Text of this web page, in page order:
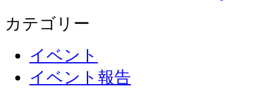
カテゴリー
イベント
イベント報告